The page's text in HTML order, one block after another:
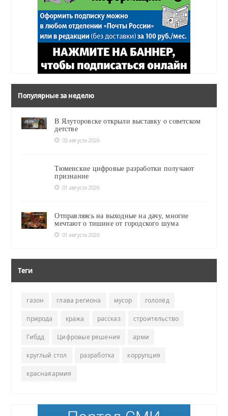
Популярные за неделю
В Ялуторовске открыли выставку о советском
детстве
03 августа 2026
Тюменские цифровые разработки получают
признание
01 августа 2026
Отправляясь на выходные на дачу, многие
мечтают о тишине от городского шума
01 августа 2026
Теги
газон глава региона мусор гололёд
природа кража рассказ строительство
Гибдд Цифровые решения арми
круглый стол разработка коррупция
краснаяармия